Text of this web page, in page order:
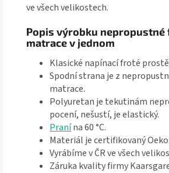
ve všech velikostech.
Popis výrobku
matrace v jednom
Klasické napínací froté
Spodní strana je z
matrace.
Polyuretan je tekutinám
pocení, nešustí, je elastický.
Pranína 60 °C.
Materiál je certifikovaný Oeko
Vyrábíme v ČR ve všech
Záruka kvality firmy